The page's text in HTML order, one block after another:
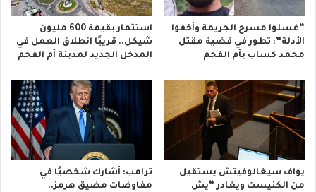
“غسلوا مسرح الجريمة وأخفوا
الأدلة”: تطور في قضية مقتل
محمد كساب بأم الفحم
استثمار بقيمة 600 مليون
شيكل.. قريبًا انطلاق العمل في
المدخل الجديد لمدينة أم الفحم
يوآف سيغالوفيتش يستقيل
من الكنيست ويغادر “يش
ترامب: أشارك شخصيًا في
مفاوضات مضيق هرمز..